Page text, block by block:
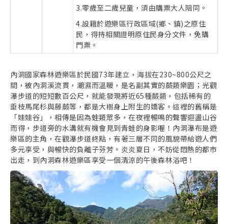
3.零歲至二歲兒童，須由購票大人陪同。
4.設籍於遊樂區行政區域(鄉、鎮)之原住
民，得持相關證明原住民身分文件，免購
門票。
內洞國家森林遊樂區於民國73年建立，海拔在230~800公尺之
間，被內洞溪流貫，潮濕而溫暖，是名副其實的蕨類樂園；光觀
瀑步道的短短數百公尺，就能發現將近65種蕨類，包括稀有的
垂枝馬尾杉與藤蕨等，都是大樹身上附生的嬌客。這裡的舊稱是
「娃娃谷」，相傳是因為蛙類眾多，在夜裡暢鳴的聲響迴盪山谷
而得，步道旁的水溝就有機會見到青蛙的身影喔！內洞瀑布是遊
樂區的主角，在觀瀑步道終點，有著三層不同的風貌帶給遊人們
多元享受，與暢快的負離子芬芳。炎炎夏日，不妨從悶熱的都市
出走，到內洞森林遊樂區享受一個清涼的午後森林浴吧！